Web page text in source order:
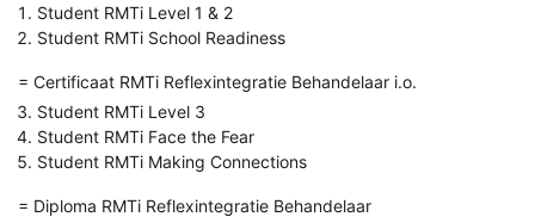
Student RMTi Level 1 & 2
Student RMTi School Readiness
= Certificaat RMTi Reflexintegratie Behandelaar i.o.
Student RMTi Level 3
Student RMTi Face the Fear
Student RMTi Making Connections
= Diploma RMTi Reflexintegratie Behandelaar